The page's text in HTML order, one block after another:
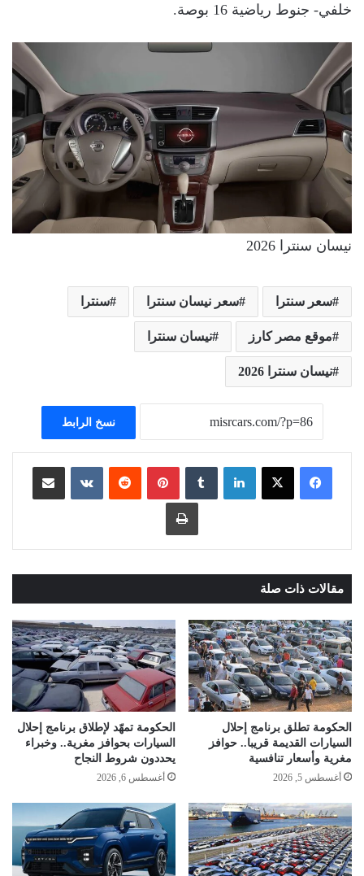
خلفي- جنوط رياضية 16 بوصة.
نيسان سنترا 2026
سعر سنترا سعر نيسان سنترا سنترا
موقع مصر كارز نيسان سنترا
نيسان سنترا 2026
نسخ الرابط
لينكدإن ‏Tumblr بينتيريست
‏Reddit
‏VKontakte مشاركة عبر البريد
طباعة
مقالات ذات صلة
الحكومة تطلق برنامج إحلال
السيارات القديمة قريبا.. حوافز
مغرية وأسعار تنافسية
أغسطس 5, 2026
الحكومة تمهّد لإطلاق برنامج إحلال
السيارات بحوافز مغرية.. وخبراء
يحددون شروط النجاح
أغسطس 6, 2026